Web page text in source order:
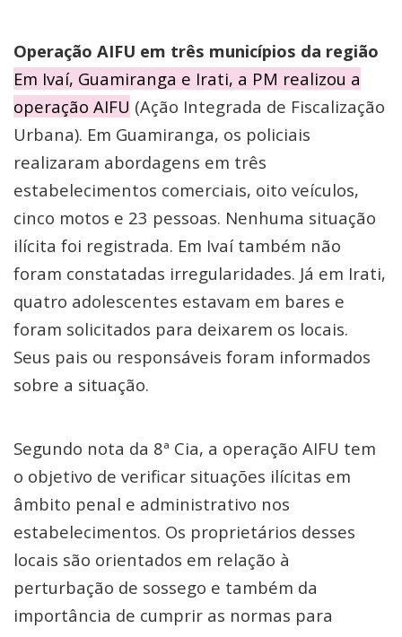
Operação AIFU em três municípios da região
Em Ivaí, Guamiranga e Irati, a PM realizou a
operação AIFU (Ação Integrada de Fiscalização
Urbana). Em Guamiranga, os policiais
realizaram abordagens em três
estabelecimentos comerciais, oito veículos,
cinco motos e 23 pessoas. Nenhuma situação
ilícita foi registrada. Em Ivaí também não
foram constatadas irregularidades. Já em Irati,
quatro adolescentes estavam em bares e
foram solicitados para deixarem os locais.
Seus pais ou responsáveis foram informados
sobre a situação.
Segundo nota da 8ª Cia, a operação AIFU tem
o objetivo de verificar situações ilícitas em
âmbito penal e administrativo nos
estabelecimentos. Os proprietários desses
locais são orientados em relação à
perturbação de sossego e também da
importância de cumprir as normas para